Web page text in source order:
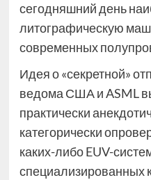
сегодняшний день
литографическую
современных
Идея о «секретной»
ведома США и ASML
практически
категорически
каких-либо EUV-
специализированных